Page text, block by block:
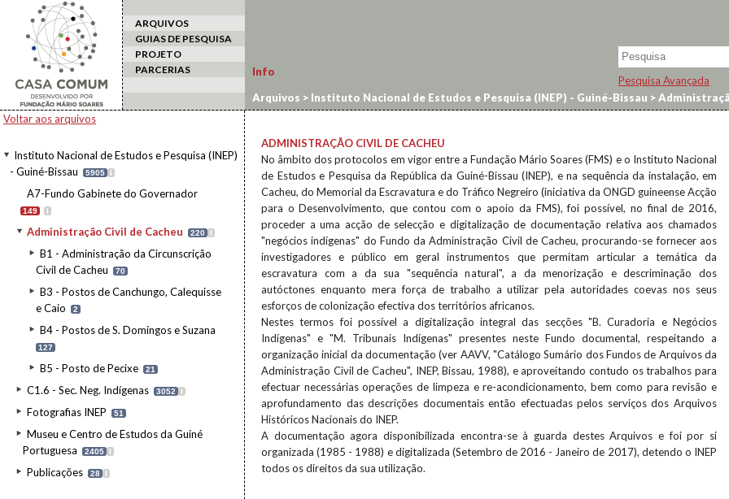
ARQUIVOS
GUIAS DE PESQUISA
PROJETO
PARCERIAS
Pesquisa Avançada
Voltar aos arquivos
Instituto Nacional de Estudos e Pesquisa (INEP)
- Guiné-Bissau
5905 I
A7-Fundo Gabinete do Governador
149 I
Administração Civil de Cacheu 220 I
B1 - Administração da Circunscrição
Civil de Cacheu
70
B3 - Postos de Canchungo, Calequisse
e Caio
2
B4 - Postos de S. Domingos e Suzana
127
B5 - Posto de Pecixe 21
C1.6 - Sec. Neg. Indígenas 3052 I
Fotografias INEP 51
Museu e Centro de Estudos da Guiné
Portuguesa
2405 I
Publicações 28 I
Info
Arquivos > Instituto Nacional de Estudos e Pesquisa (INEP) - Guiné-Bissau >
ADMINISTRAÇÃO CIVIL DE CACHEU
No âmbito dos protocolos em vigor entre a Fundação Mário Soares (FMS) e o Instituto Nacional
de Estudos e Pesquisa da República da Guiné-Bissau (INEP), e na sequência da instalação, em
Cacheu, do Memorial da Escravatura e do Tráfico Negreiro (iniciativa da ONGD guineense Acção
para o Desenvolvimento, que contou com o apoio da FMS), foi possível, no final de 2016,
proceder a uma acção de selecção e digitalização de documentação relativa aos chamados
"negócios indígenas" do Fundo da Administração Civil de Cacheu, procurando-se fornecer aos
investigadores e público em geral instrumentos que permitam articular a temática da
escravatura com a da sua "sequência natural", a da menorização e descriminação dos
autóctones enquanto mera força de trabalho a utilizar pela autoridades coevas nos seus
esforços de colonização efectiva dos territórios africanos.
Nestes termos foi possível a digitalização integral das secções "B. Curadoria e Negócios
Indígenas" e "M. Tribunais Indígenas" presentes neste Fundo documental, respeitando a
organização inicial da documentação (ver AAVV, "Catálogo Sumário dos Fundos de Arquivos da
Administração Civil de Cacheu", INEP, Bissau, 1988), e aproveitando contudo os trabalhos para
efectuar necessárias operações de limpeza e re-acondicionamento, bem como para revisão e
aprofundamento das descrições documentais então efectuadas pelos serviços dos Arquivos
Históricos Nacionais do INEP.
A documentação agora disponibilizada encontra-se à guarda destes Arquivos e foi por si
organizada (1985 - 1988) e digitalizada (Setembro de 2016 - Janeiro de 2017), detendo o INEP
todos os direitos da sua utilização.